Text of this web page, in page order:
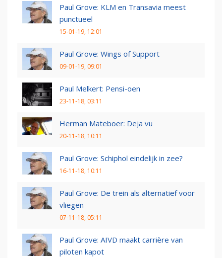
Paul Grove: KLM en Transavia meest
punctueel
15-01-19, 12:01
Paul Grove: Wings of Support
09-01-19, 09:01
Paul Melkert: Pensi-oen
23-11-18, 03:11
Herman Mateboer: Deja vu
20-11-18, 10:11
Paul Grove: Schiphol eindelijk in zee?
16-11-18, 10:11
Paul Grove: De trein als alternatief voor
vliegen
07-11-18, 05:11
Paul Grove: AIVD maakt carrière van
piloten kapot